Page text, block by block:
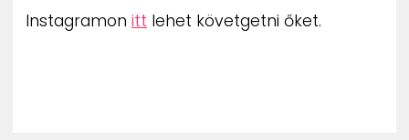
Instagramon itt lehet követgetni őket.